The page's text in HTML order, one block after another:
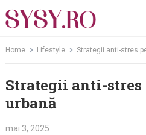
to
Home Lifestyle Strategii anti-stres
Strategii anti-
urbană
mai 3, 2025